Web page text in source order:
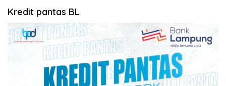
Kredit pantas BL